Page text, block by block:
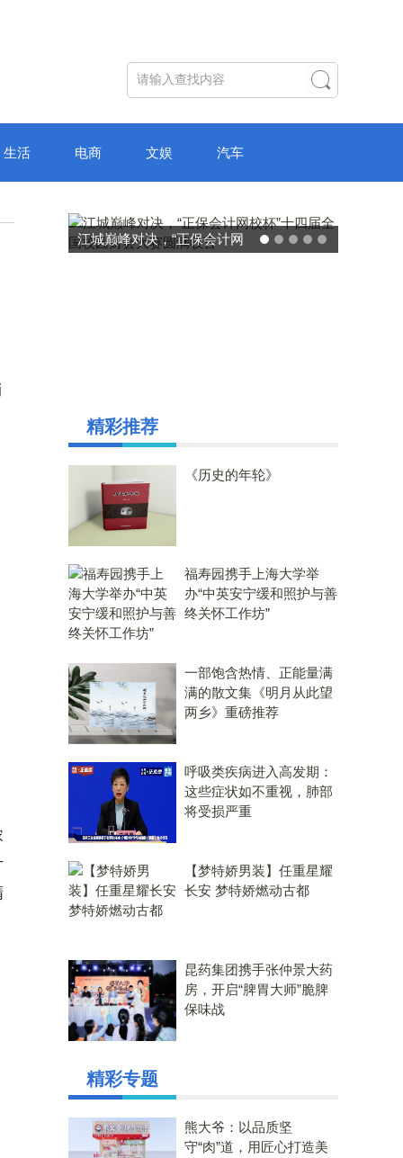
生活 电商 文娱 汽车
破局“纸面教育”：理想树AI自
精彩推荐
《历史的年轮》
福寿园携手上海大学举
办“中英安宁缓和照护与善
终关怀工作坊”
一部饱含热情、正能量满
满的散文集《明月从此望
两乡》重磅推荐
呼吸类疾病进入高发期：
这些症状如不重视，肺部
将受损严重
【梦特娇男装】任重星耀
长安 梦特娇燃动古都
昆药集团携手张仲景大药
房，开启“脾胃大师”脆脾
保味战
精彩专题
熊大爷：以品质坚
守“肉”道，用匠心打造美